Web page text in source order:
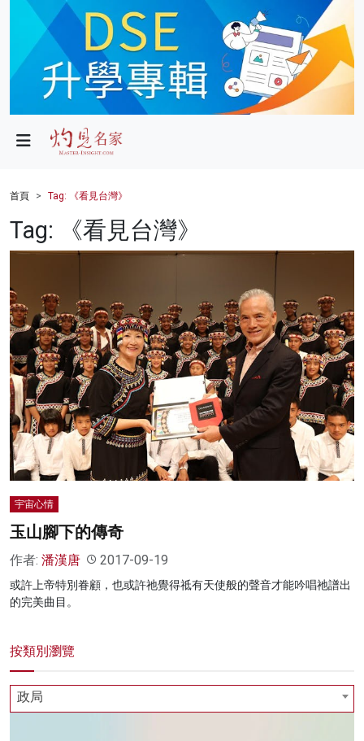
政局
財經
健康
科技
影片
名家榜
灼見活動
關於我們
首頁 Tag: 《看見台灣》
Tag: 《看見台灣》
宇宙心情
玉山腳下的傳奇
作者: 潘漢唐 2017-09-19
或許上帝特別眷顧，也或許祂覺得祗有天使般的聲音才能吟唱祂譜出
的完美曲目。
按類別瀏覽
政局